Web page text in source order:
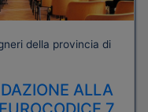
della provincia di
ALLA